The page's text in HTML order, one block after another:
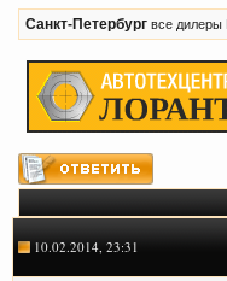
Санкт-Петербург все дилеры
10.02.2014, 23:31